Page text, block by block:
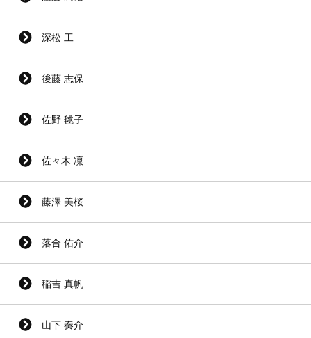
深松 工
後藤 志保
佐野 毬子
佐々木 凜
藤澤 美桜
落合 佑介
稲吉 真帆
山下 奏介